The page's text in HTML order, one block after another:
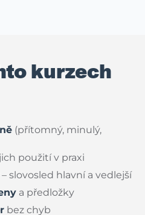
kurzech
(přítomný, minulý,
použití v praxi
– slovosled hlavní a vedlejší
a předložky
bez chyb